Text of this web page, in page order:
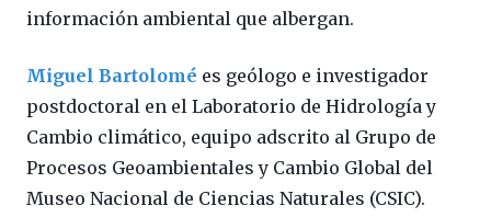
información ambiental que albergan.
Miguel Bartolomé es geólogo e investigador
postdoctoral en el Laboratorio de Hidrología y
Cambio climático, equipo adscrito al Grupo de
Procesos Geoambientales y Cambio Global del
Museo Nacional de Ciencias Naturales (CSIC).